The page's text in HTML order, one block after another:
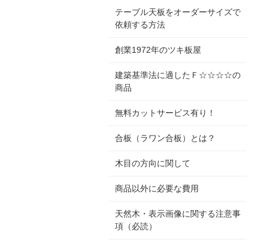
テーブル天板をオーダーサイズで
依頼する方法
創業1972年のツキ板屋
建築基準法に適したＦ☆☆☆☆の
商品
無料カットサービス有り！
合板（ラワン合板）とは？
木目の方向に関して
商品以外に必要な費用
天然木・表示画像に関する注意事
項（必読）